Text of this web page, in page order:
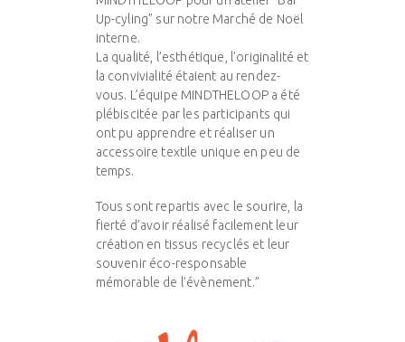
Up-cyling” sur notre Marché de Noël
interne.
La qualité, l’esthétique, l’originalité et
la convivialité étaient au rendez-
vous. L’équipe MINDTHELOOP a été
plébiscitée par les participants qui
ont pu apprendre et réaliser un
accessoire textile unique en peu de
temps.
Tous sont repartis avec le sourire, la
fierté d’avoir réalisé facilement leur
création en tissus recyclés et leur
souvenir éco-responsable
mémorable de l’évènement.”